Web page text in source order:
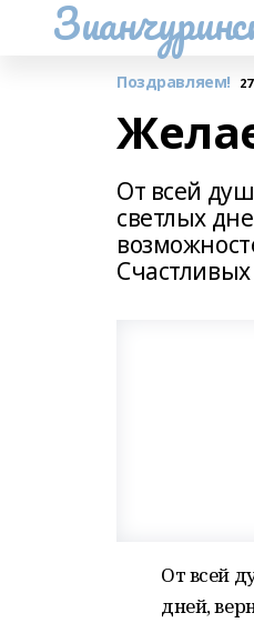
Поздравляем!
От всей
светлых
От всей
дней,